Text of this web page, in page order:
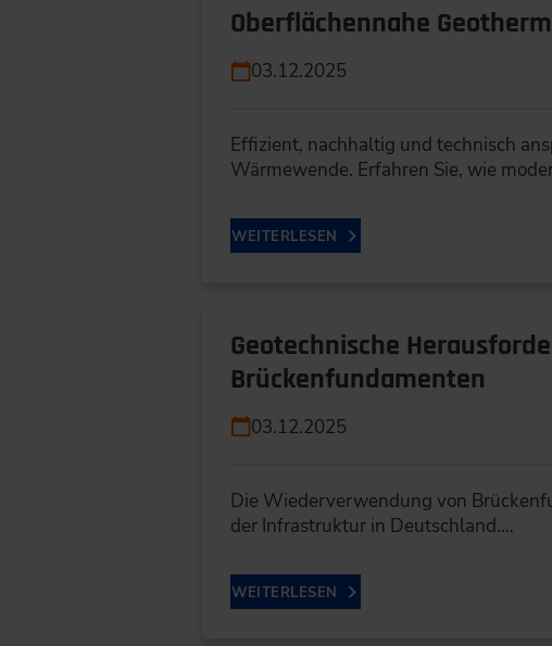
Oberflächennahe
03.12.2025
Effizient, nachhaltig und technisch
Wärmewende. Erfahren Sie, wie
WEITERLESEN
Geotechnische
Brückenfundamenten
03.12.2025
Die Wiederverwendung von
der Infrastruktur in Deutschland.…
WEITERLESEN